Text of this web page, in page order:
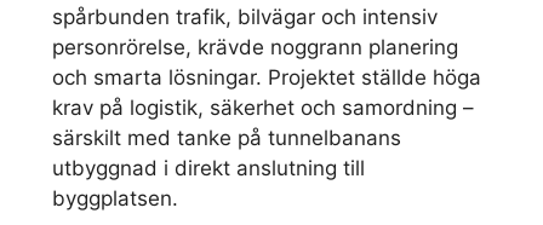
spårbunden trafik, bilvägar och intensiv
personrörelse, krävde noggrann planering
och smarta lösningar. Projektet ställde höga
krav på logistik, säkerhet och samordning –
särskilt med tanke på tunnelbanans
utbyggnad i direkt anslutning till
byggplatsen.